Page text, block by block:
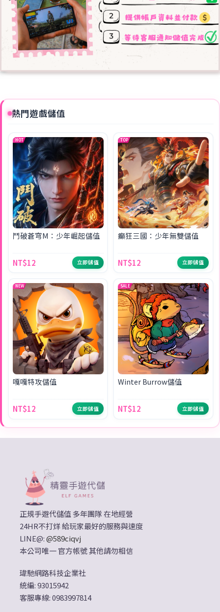
熱門遊戲儲值
HOT
鬥破蒼穹M：少年崛起儲值
NT$12 立即儲值
TOP
癲狂三國：少年無雙儲值
NT$12 立即儲值
NEW
嘎嘎特攻儲值
NT$12 立即儲值
SALE
Winter Burrow儲值
NT$12 立即儲值
正規手遊代儲值 多年團隊 在地經營
24HR不打烊 給玩家最好的服務與速度
LINE@:@589ciqvj
本公司唯一 官方帳號 其他請勿相信
瑋馳網路科技企業社
統編: 93015942
客服專線: 0983997814